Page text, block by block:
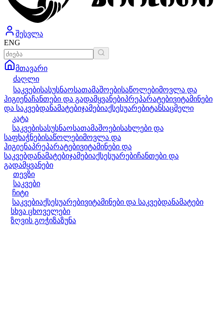
შესვლა
ENG
მთავარი
ძაღლი
საკვებისასუსნაოსათამაშოებისაწოლებიმოვლა და
ჰიგიენაჩანთები და გადამყვანებიპრეპარატებივიტამინები
და საკვებდანამატებიჯამებიაქსესუარებიტანსაცმელი
კატა
საკვებისასუსნაოსათამაშოებისახლები და
საფხაჭნებისაწოლებიმოვლა და
ჰიგიენაპრეპარატებივიტამინები და
საკვებდანამატებიჯამებიაქსესუარებიჩანთები და
გადამყვანები
თევზი
საკვები
ჩიტი
საკვებიაქსესუარებივიტამინები და საკვებდანამატები
სხვა ცხოველები
ზღვის გოჭიზაზუნა